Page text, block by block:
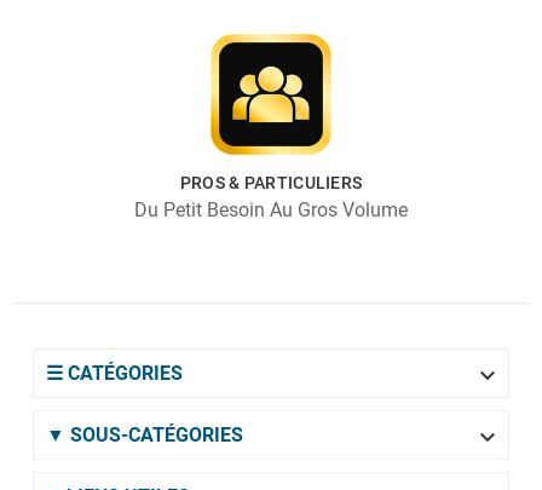
PROS & PARTICULIERS
Du Petit Besoin Au Gros Volume
☰ CATÉGORIES 
▼ SOUS-CATÉGORIES 